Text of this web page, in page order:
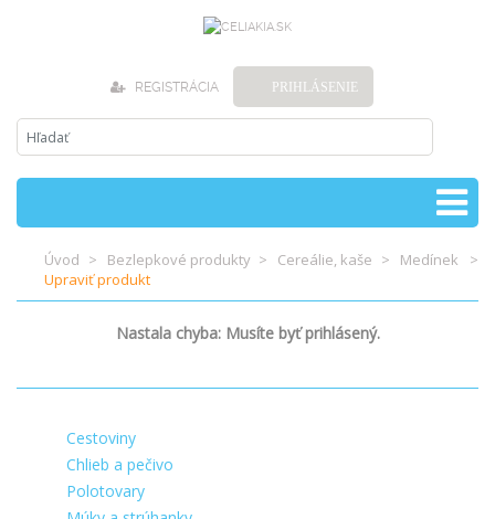
REGISTRÁCIA PRIHLÁSENIE
Úvod Bezlepkové produkty Cereálie, kaše
Medínek
Upraviť produkt
Nastala chyba: Musíte byť prihlásený.
Cestoviny
Chlieb a pečivo
Polotovary